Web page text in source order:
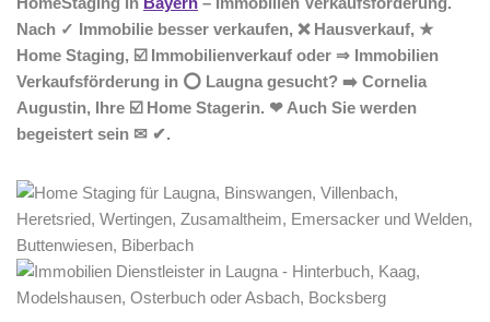
Nach ✓ Immobilie besser verkaufen, ❌ Hausverkauf, ★
Home Staging, ☑️ Immobilienverkauf oder ⇒ Immobilien
Verkaufsförderung in ⭕ Laugna gesucht? ➡️ Cornelia
Augustin, Ihre ☑️ Home Stagerin. ❤ Auch Sie werden
begeistert sein ✉ ✔.